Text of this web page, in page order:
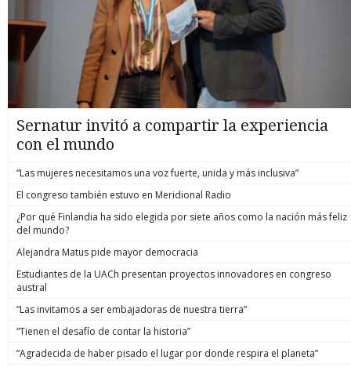
Sernatur invitó a compartir la experiencia
con el mundo
“Las mujeres necesitamos una voz fuerte, unida y más inclusiva”
El congreso también estuvo en Meridional Radio
¿Por qué Finlandia ha sido elegida por siete años como la nación más feliz
del mundo?
Alejandra Matus pide mayor democracia
Estudiantes de la UACh presentan proyectos innovadores en congreso
austral
“Las invitamos a ser embajadoras de nuestra tierra”
“Tienen el desafío de contar la historia”
“Agradecida de haber pisado el lugar por donde respira el planeta”